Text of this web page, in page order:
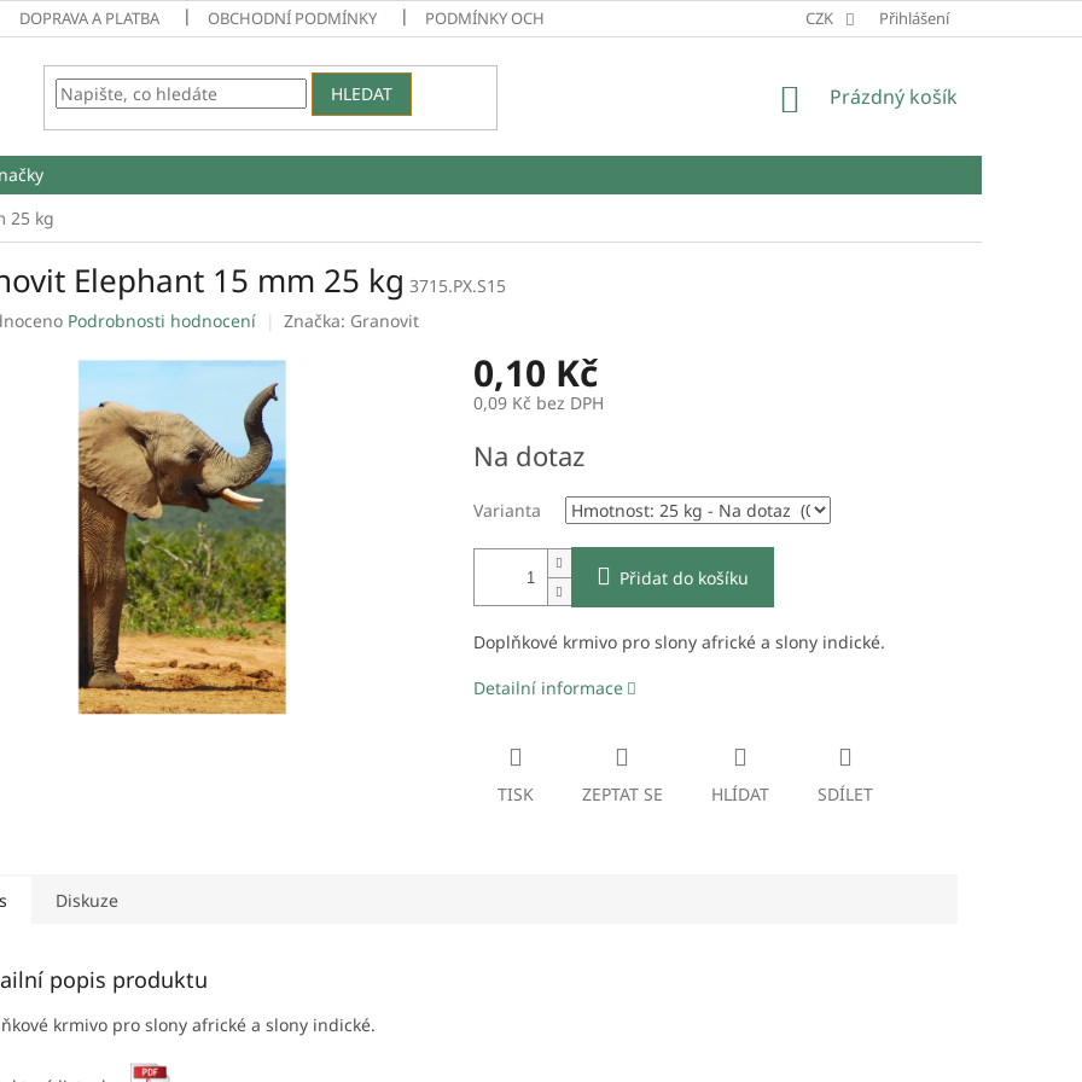
DOPRAVA A PLATBA OBCHODNÍ PODMÍNKY PODMÍNKY OCHRANY OSOBNÍCH ÚDAJŮ CZK Přihlášení
HLEDAT
NÁKUPNÍ
Prázdný košík
25 kg
Elephant 15 mm 25 kg 3715.PX.S15
Podrobnosti hodnocení Značka: Granovit
0,10 Kč
0,09 Kč bez DPH
cena:
Na dotaz
Varianta
Přidat do košíku
Doplňkové krmivo pro slony africké a slony indické.
Detailní informace
TISK ZEPTAT SE HLÍDAT SDÍLET
Diskuze
popis produktu
krmivo pro slony africké a slony indické.